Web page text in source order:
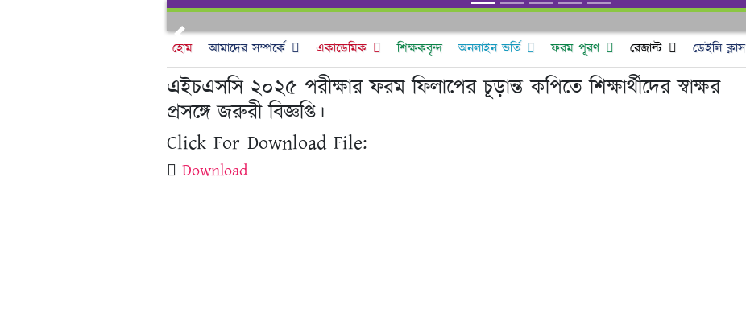
Previous
হোম আমাদের সম্পর্কে একাডেমিক শিক্ষকবৃন্দ অনলাইন ভর্তি ফরম পূরণ রেজাল্ট ডেইলি ক্লাস
এইচএসসি ২০২৫ পরীক্ষার ফরম ফিলাপের চূড়ান্ত কপিতে শিক্ষার্থীদের স্বাক্ষর
প্রসঙ্গে জরুরী বিজ্ঞপ্তি।
Click For Download File:
Download